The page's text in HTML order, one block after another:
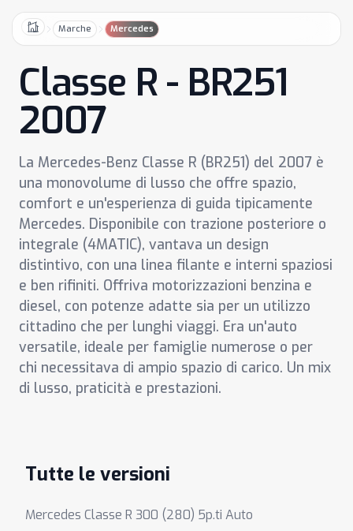
HomeMarche Mercedes
Classe R - BR251
2007
La Mercedes-Benz Classe R (BR251) del 2007 è
una monovolume di lusso che offre spazio,
comfort e un'esperienza di guida tipicamente
Mercedes. Disponibile con trazione posteriore o
integrale (4MATIC), vantava un design
distintivo, con una linea filante e interni spaziosi
e ben rifiniti. Offriva motorizzazioni benzina e
diesel, con potenze adatte sia per un utilizzo
cittadino che per lunghi viaggi. Era un'auto
versatile, ideale per famiglie numerose o per
chi necessitava di ampio spazio di carico. Un mix
di lusso, praticità e prestazioni.
Tutte le versioni
Mercedes Classe R 300 (280) 5p.ti Auto